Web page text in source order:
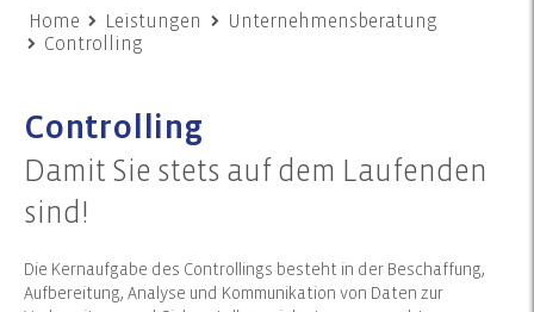
Home Leistungen
Unternehmensberatung
Controlling
Controlling
Damit Sie stets auf dem Laufenden
sind!
Die Kernaufgabe des Controllings besteht in der Beschaffung,
Aufbereitung, Analyse und Kommunikation von Daten zur